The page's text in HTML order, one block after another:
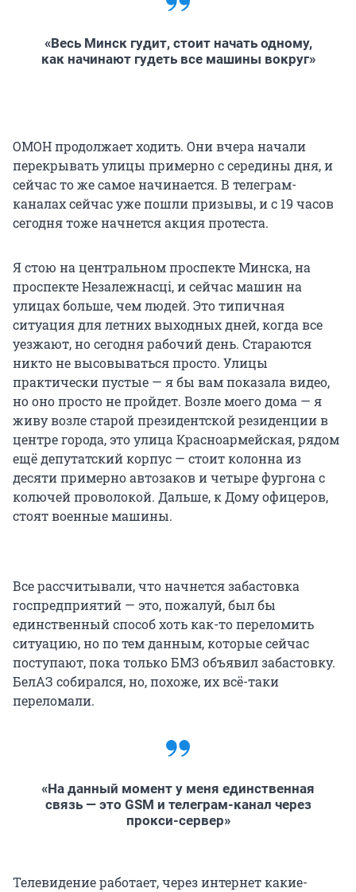
«Весь Минск гудит, стоит начать одному,
как начинают гудеть все машины вокруг»
ОМОН продолжает ходить. Они вчера начали
перекрывать улицы примерно с середины дня, и
сейчас то же самое начинается. В телеграм-
каналах сейчас уже пошли призывы, и с 19 часов
сегодня тоже начнется акция протеста.
Я стою на центральном проспекте Минска, на
проспекте Незалежнасці, и сейчас машин на
улицах больше, чем людей. Это типичная
ситуация для летних выходных дней, когда все
уезжают, но сегодня рабочий день. Стараются
никто не высовываться просто. Улицы
практически пустые — я бы вам показала видео,
но оно просто не пройдет. Возле моего дома — я
живу возле старой президентской резиденции в
центре города, это улица Красноармейская, рядом
ещё депутатский корпус — стоит колонна из
десяти примерно автозаков и четыре фургона с
колючей проволокой. Дальше, к Дому офицеров,
стоят военные машины.
Все рассчитывали, что начнется забастовка
госпредприятий — это, пожалуй, был бы
единственный способ хоть как-то переломить
ситуацию, но по тем данным, которые сейчас
поступают, пока только БМЗ объявил забастовку.
БелАЗ собирался, но, похоже, их всё-таки
переломали.
«На данный момент у меня единственная
связь — это GSM и телеграм-канал через
прокси-сервер»
Телевидение работает, через интернет какие-